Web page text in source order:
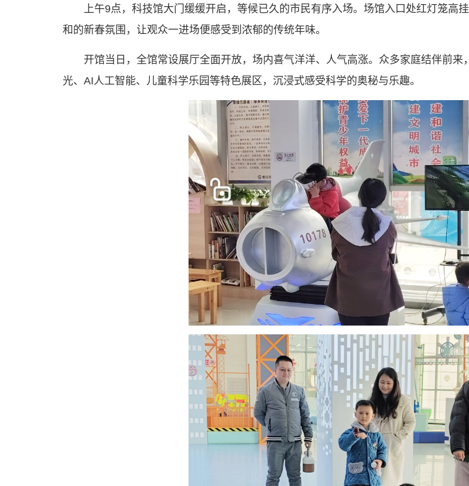
上午9点，科技馆大门缓缓开启，等候已久的市民有序入场。场馆入口处红灯笼高
和的新春氛围，让观众一进场便感受到浓郁的传统年味。
开馆当日，全馆常设展厅全面开放，场内喜气洋洋、人气高涨。众多家庭结伴前
光、AI人工智能、儿童科学乐园等特色展区，沉浸式感受科学的奥秘与乐趣。